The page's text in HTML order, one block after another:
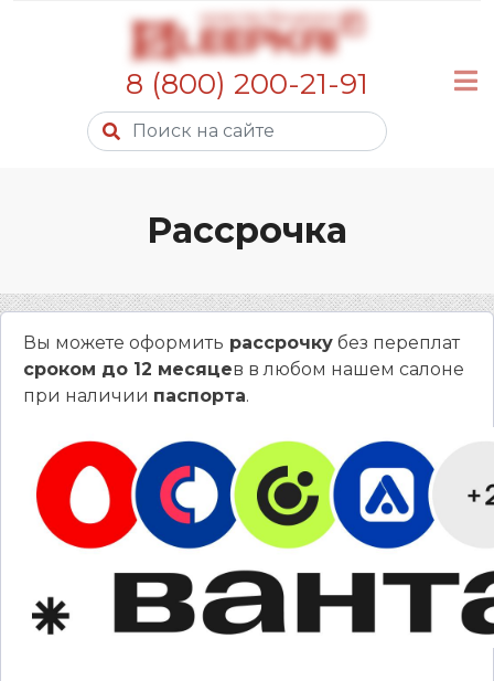
8 (800) 200-21-91
Рассрочка
Вы можете оформить рассрочку без переплат
сроком до 12 месяцев в любом нашем салоне
при наличии паспорта.